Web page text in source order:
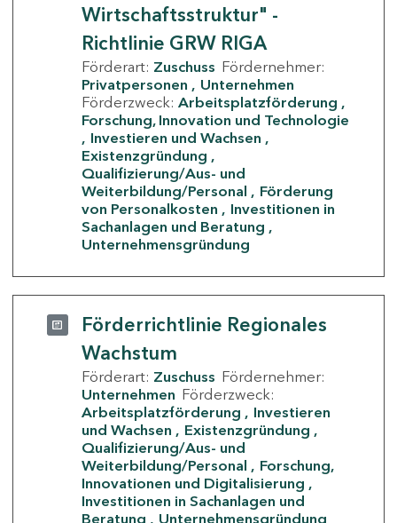
Wirtschaftsstruktur" -
Richtlinie GRW RIGA
Förderart: Zuschuss Fördernehmer:
Privatpersonen
Unternehmen
Förderzweck: Arbeitsplatzförderung
Forschung, Innovation und Technologie
Investieren und Wachsen
Existenzgründung
Qualifizierung/Aus- und
Weiterbildung/Personal
Förderung
von Personalkosten
Investitionen in
Sachanlagen und Beratung
Unternehmensgründung
Förderrichtlinie Regionales
Wachstum
Förderart: Zuschuss Fördernehmer:
Unternehmen Förderzweck:
Arbeitsplatzförderung
Investieren
und Wachsen
Existenzgründung
Qualifizierung/Aus- und
Weiterbildung/Personal
Forschung,
Innovationen und Digitalisierung
Investitionen in Sachanlagen und
Beratung
Unternehmensgründung